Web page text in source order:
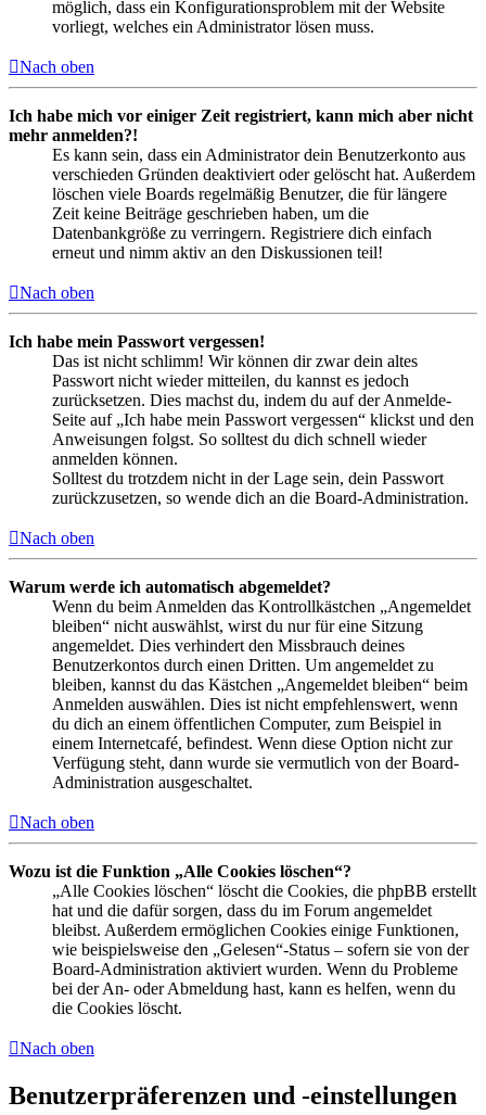
möglich, dass ein Konfigurationsproblem mit der Website
vorliegt, welches ein Administrator lösen muss.
Nach oben
Ich habe mich vor einiger Zeit registriert, kann mich aber nicht
mehr anmelden?!
Es kann sein, dass ein Administrator dein Benutzerkonto aus
verschieden Gründen deaktiviert oder gelöscht hat. Außerdem
löschen viele Boards regelmäßig Benutzer, die für längere
Zeit keine Beiträge geschrieben haben, um die
Datenbankgröße zu verringern. Registriere dich einfach
erneut und nimm aktiv an den Diskussionen teil!
Nach oben
Ich habe mein Passwort vergessen!
Das ist nicht schlimm! Wir können dir zwar dein altes
Passwort nicht wieder mitteilen, du kannst es jedoch
zurücksetzen. Dies machst du, indem du auf der Anmelde-
Seite auf „Ich habe mein Passwort vergessen“ klickst und den
Anweisungen folgst. So solltest du dich schnell wieder
anmelden können.
Solltest du trotzdem nicht in der Lage sein, dein Passwort
zurückzusetzen, so wende dich an die Board-Administration.
Nach oben
Warum werde ich automatisch abgemeldet?
Wenn du beim Anmelden das Kontrollkästchen „Angemeldet
bleiben“ nicht auswählst, wirst du nur für eine Sitzung
angemeldet. Dies verhindert den Missbrauch deines
Benutzerkontos durch einen Dritten. Um angemeldet zu
bleiben, kannst du das Kästchen „Angemeldet bleiben“ beim
Anmelden auswählen. Dies ist nicht empfehlenswert, wenn
du dich an einem öffentlichen Computer, zum Beispiel in
einem Internetcafé, befindest. Wenn diese Option nicht zur
Verfügung steht, dann wurde sie vermutlich von der Board-
Administration ausgeschaltet.
Nach oben
Wozu ist die Funktion „Alle Cookies löschen“?
„Alle Cookies löschen“ löscht die Cookies, die phpBB erstellt
hat und die dafür sorgen, dass du im Forum angemeldet
bleibst. Außerdem ermöglichen Cookies einige Funktionen,
wie beispielsweise den „Gelesen“-Status – sofern sie von der
Board-Administration aktiviert wurden. Wenn du Probleme
bei der An- oder Abmeldung hast, kann es helfen, wenn du
die Cookies löscht.
Nach oben
Benutzerpräferenzen und -einstellungen